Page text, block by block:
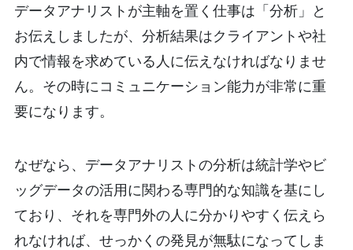
データアナリストが主軸を置く仕事は「分析」と
お伝えしましたが、分析結果はクライアントや社
内で情報を求めている人に伝えなければなりませ
ん。その時にコミュニケーション能力が非常に重
要になります。
なぜなら、データアナリストの分析は統計学やビ
ッグデータの活用に関わる専門的な知識を基にし
ており、それを専門外の人に分かりやすく伝えら
れなければ、せっかくの発見が無駄になってしま